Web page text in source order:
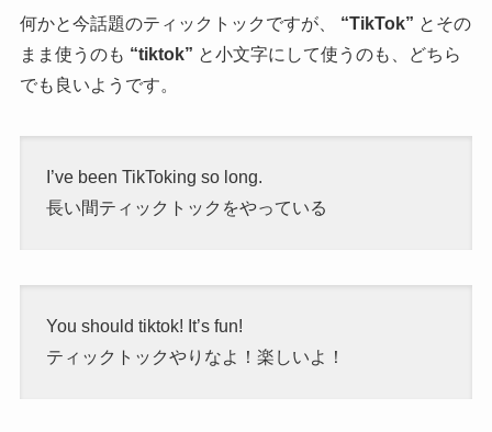
何かと今話題のティックトックですが、 “TikTok” とその
まま使うのも “tiktok” と小文字にして使うのも、どちら
でも良いようです。
I’ve been TikToking so long.
長い間ティックトックをやっている
You should tiktok! It’s fun!
ティックトックやりなよ！楽しいよ！